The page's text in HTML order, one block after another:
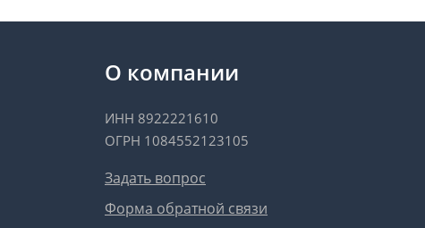
О компании
ИНН 8922221610
ОГРН 1084552123105
Задать вопрос
Форма обратной связи